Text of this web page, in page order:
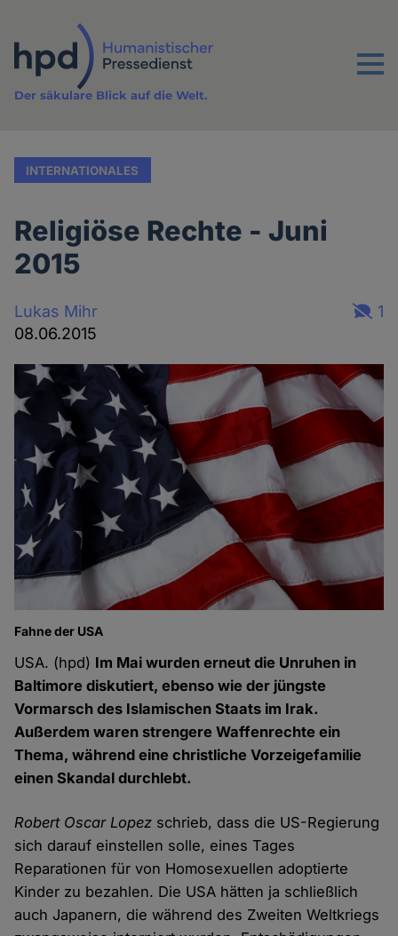
Inhalt
Menu
Der säkulare Blick auf die Welt.
INTERNATIONALES
Religiöse Rechte - Juni
2015
Lukas Mihr
08.06.2015
1
Fahne der USA
USA. (hpd) Im Mai wurden erneut die Unruhen in
Baltimore diskutiert, ebenso wie der jüngste
Vormarsch des Islamischen Staats im Irak.
Außerdem waren strengere Waffenrechte ein
Thema, während eine christliche Vorzeigefamilie
einen Skandal durchlebt.
Robert Oscar Lopez schrieb, dass die US-Regierung
sich darauf einstellen solle, eines Tages
Reparationen für von Homosexuellen adoptierte
Kinder zu bezahlen. Die USA hätten ja schließlich
auch Japanern, die während des Zweiten Weltkriegs